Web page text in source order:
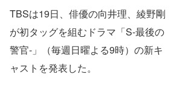
TBSは19日、俳優の向井理、綾野剛
が初タッグを組むドラマ「S-最後の
警官-」（毎週日曜よる9時）の新キ
ャストを発表した。